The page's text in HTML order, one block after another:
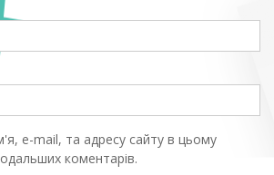
e-mail, та адресу сайту в цьому
коментарів.